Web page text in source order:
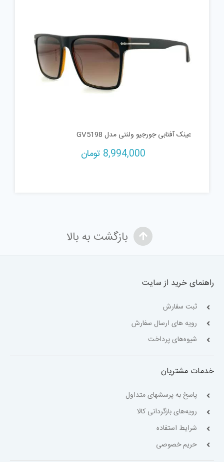
عینک آفتابی جورجیو ولنتی مدل GV5198
8,994,000 تومان
بازگشت به بالا
راهنمای خرید از سایت
ثبت سفارش
رویه های ارسال سفارش
شیوه‌های پرداخت
خدمات مشتریان
پاسخ به پرسشهای متداول
رویه‌های بازگردانی کالا
شرایط استفاده
حریم خصوصی